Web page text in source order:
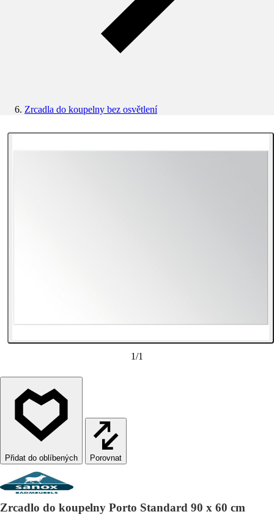
Zrcadla do koupelny bez osvětlení
1/1
Porovnat
Zrcadlo do koupelny Porto Standard 90 x 60 cm